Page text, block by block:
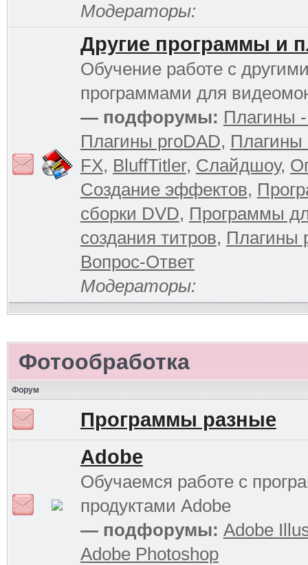
Модераторы:
Другие программы и
Обучение работе с
программами для
— подфорумы: Плагины
Плагины proDAD, Плагины
FX, BluffTitler, Слайдшоу,
Создание эффектов,
сборки DVD, Программы
создания титров, Плагины
Вопрос-Ответ
Модераторы:
Фотообработка
Форум
Программы разные
Adobe
Обучаемся работе с
продуктами Adobe
— подфорумы: Adobe
Adobe Photoshop